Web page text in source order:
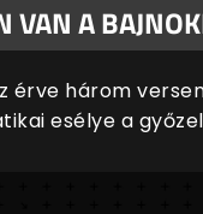
VAN A
érve három
esélye a